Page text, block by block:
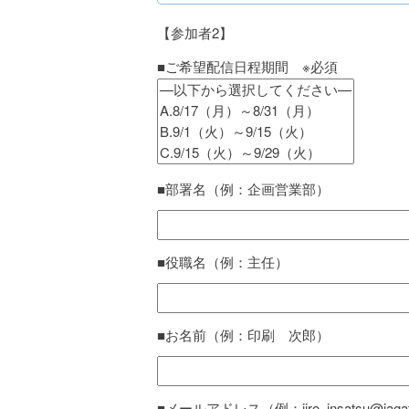
【参加者2】
■ご希望配信日程期間 ※必須
■部署名（例：企画営業部）
■役職名（例：主任）
■お名前（例：印刷 次郎）